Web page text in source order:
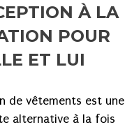
À LA
POUR
ET LUI
de vêtements est une
alternative à la fois